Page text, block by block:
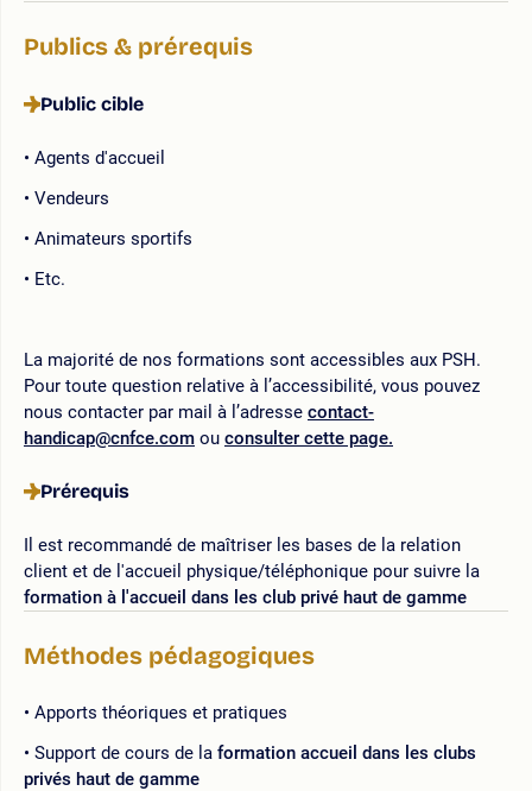
Publics & prérequis
Public cible
Agents d'accueil
Vendeurs
Animateurs sportifs
Etc.
La majorité de nos formations sont accessibles aux PSH.
Pour toute question relative à l’accessibilité, vous pouvez
nous contacter par mail à l’adresse contact-
handicap@cnfce.com ou consulter cette page.
Prérequis
Il est recommandé de maîtriser les bases de la relation
client et de l'accueil physique/téléphonique pour suivre la
formation à l'accueil dans les club privé haut de gamme
Méthodes pédagogiques
Apports théoriques et pratiques
Support de cours de la formation accueil dans les clubs
privés haut de gamme